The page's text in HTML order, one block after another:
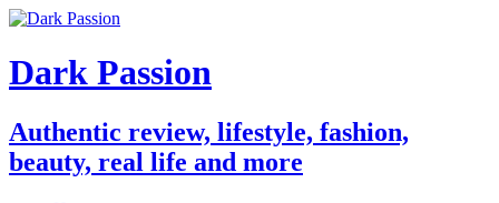
Dark Passion
Authentic review, lifestyle, fashion,
beauty, real life and more